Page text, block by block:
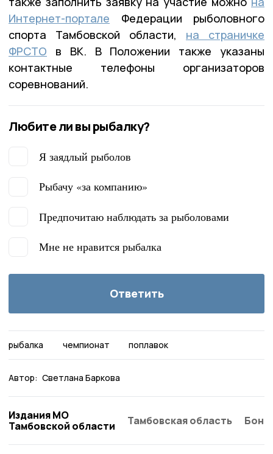
Интернет-портале Федерации рыболовного
спорта Тамбовской области, на страничке
ФРСТО в ВК. В Положении также указаны
контактные телефоны организаторов
соревнований.
Любите ли вы рыбалку?
Я заядлый рыболов
Рыбачу «за компанию»
Предпочитаю наблюдать за рыболовами
Мне не нравится рыбалка
Ответить
рыбалка чемпионат поплавок
Автор: Светлана Баркова
Издания МО
Тамбовской области
Тамбовская область